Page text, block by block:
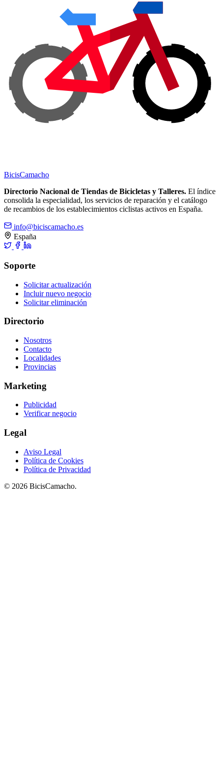
BicisCamacho
Directorio Nacional de Tiendas de Bicicletas y Talleres. El índice
consolida la especialidad, los servicios de reparación y el catálogo
de recambios de los establecimientos ciclistas activos en España.
info@biciscamacho.es
España
Soporte
Solicitar actualización
Incluir nuevo negocio
Solicitar eliminación
Directorio
Nosotros
Contacto
Localidades
Provincias
Marketing
Publicidad
Verificar negocio
Legal
Aviso Legal
Política de Cookies
Política de Privacidad
© 2026 BicisCamacho.